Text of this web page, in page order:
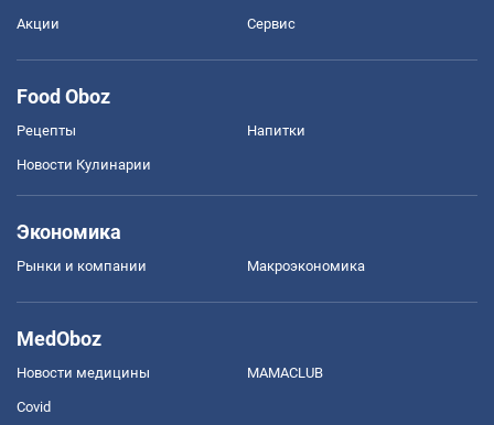
Акции Сервис
Food Oboz
Рецепты Напитки
Новости Кулинарии
Экономика
Рынки и компании Mакроэкономика
MedOboz
Новости медицины MAMACLUB
Covid